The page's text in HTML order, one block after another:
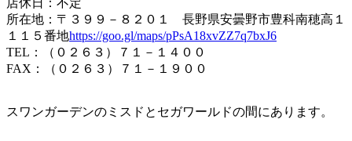
所在地：〒３９９－８２０１ 長野県安曇野市豊科南穂高１
１１５番地https://goo.gl/maps/pPsA18xvZZ7q7bxJ6
TEL：（０２６３）７１－１４００
FAX：（０２６３）７１－１９００
スワンガーデンのミスドとセガワールドの間にあります。